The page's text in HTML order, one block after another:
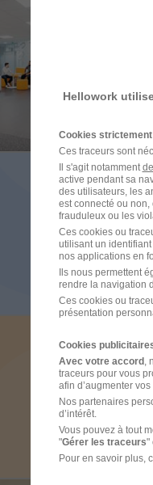
Hellowork
Cookies
Ces traceurs sont
Il s'agit notamment
active pendant sa
des utilisateurs, les
est connecté ou
frauduleux ou les
Ces cookies ou
utilisant un
nos applications en
Ils nous permettent
rendre la navigation
Ces cookies ou
présentation
Cookies
Avec votre accord,
traceurs pour vous
afin d’augmenter
Nos partenaires
d’intérêt.
Vous pouvez à tout
"Gérer les traceurs"
Pour en savoir plus,